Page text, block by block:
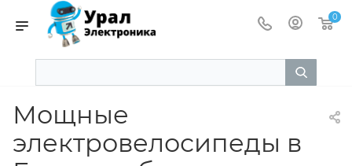
0
Мощные
электровелосипеды в